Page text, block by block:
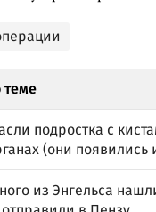
теме
подростка с
(они появились
из Энгельса